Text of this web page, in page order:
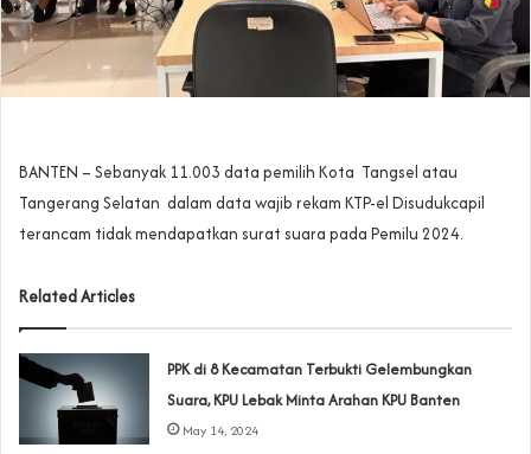
BANTEN – Sebanyak 11.003 data pemilih Kota Tangsel atau
Tangerang Selatan dalam data wajib rekam KTP-el Disudukcapil
terancam tidak mendapatkan surat suara pada Pemilu 2024.
Related Articles
PPK di 8 Kecamatan Terbukti Gelembungkan
Suara, KPU Lebak Minta Arahan KPU Banten
May 14, 2024